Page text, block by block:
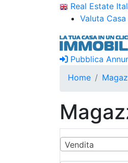
Real Estate
Valuta Casa
Pubblica
Home
Vendita